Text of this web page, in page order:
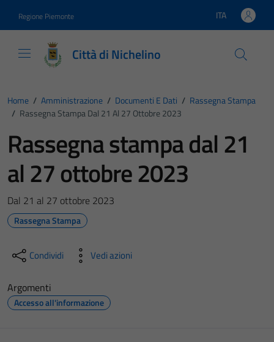
Regione Piemonte Lingua attiva:
ITA
Città di Nichelino
Home / Amministrazione / Documenti E Dati / Rassegna Stampa
/ Rassegna Stampa Dal 21 Al 27 Ottobre 2023
Rassegna stampa dal 21
al 27 ottobre 2023
Dal 21 al 27 ottobre 2023
Rassegna Stampa
Condividi Vedi azioni
Argomenti
Accesso all'informazione